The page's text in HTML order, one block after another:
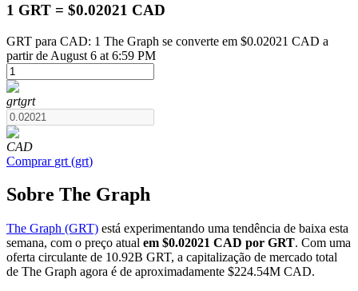
Futuros de USDT
Futuros COIN-M
Futuros de criptomoeda
1 GRT = $0.02021 CAD
GRT para CAD: 1 The Graph se converte em $0.02021 CAD a
partir de August 6 at 6:59 PM
grtgrt
CAD
Comprar grt (grt)
Sobre The Graph
The Graph (GRT) está experimentando uma tendência de baixa esta
semana, com o preço atual em $0.02021 CAD por GRT. Com uma
oferta circulante de 10.92B GRT, a capitalização de mercado total
de The Graph agora é de aproximadamente $224.54M CAD.